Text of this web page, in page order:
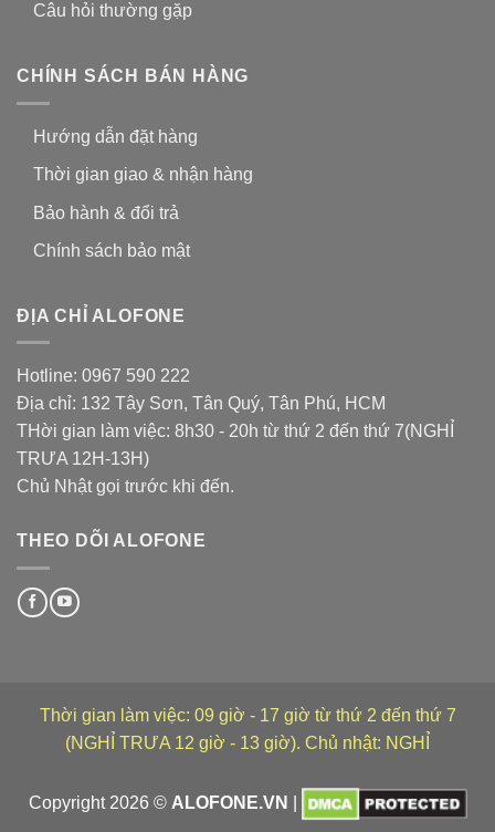
Câu hỏi thường gặp
CHÍNH SÁCH BÁN HÀNG
Hướng dẫn đặt hàng
Thời gian giao & nhận hàng
Bảo hành & đổi trả
Chính sách bảo mật
ĐỊA CHỈ ALOFONE
Hotline: 0967 590 222
Địa chỉ: 132 Tây Sơn, Tân Quý, Tân Phú, HCM
THời gian làm việc: 8h30 - 20h từ thứ 2 đến thứ 7(NGHỈ
TRƯA 12H-13H)
Chủ Nhật gọi trước khi đến.
THEO DÕI ALOFONE
Thời gian làm việc: 09 giờ - 17 giờ từ thứ 2 đến thứ 7
(NGHỈ TRƯA 12 giờ - 13 giờ). Chủ nhật: NGHỈ
Copyright 2026 © ALOFONE.VN